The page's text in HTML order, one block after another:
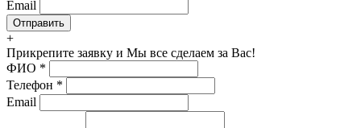
Email
+
Прикрепите заявку и Мы все сделаем за Вас!
ФИО *
Телефон *
Email